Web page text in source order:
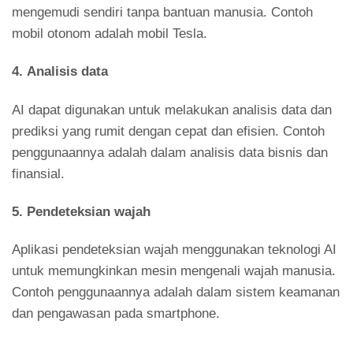
mengemudi sendiri tanpa bantuan manusia. Contoh
mobil otonom adalah mobil Tesla.
4. Analisis data
AI dapat digunakan untuk melakukan analisis data dan
prediksi yang rumit dengan cepat dan efisien. Contoh
penggunaannya adalah dalam analisis data bisnis dan
finansial.
5. Pendeteksian wajah
Aplikasi pendeteksian wajah menggunakan teknologi AI
untuk memungkinkan mesin mengenali wajah manusia.
Contoh penggunaannya adalah dalam sistem keamanan
dan pengawasan pada smartphone.